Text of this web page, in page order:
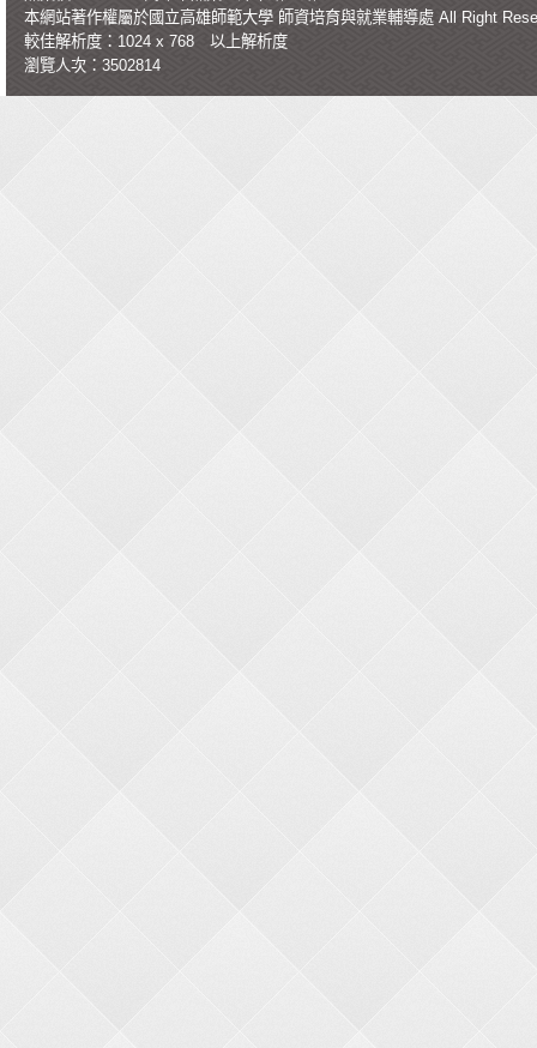
本網站著作權屬於國立高雄師範大學 師資培育與就業輔導處 All Right
較佳解析度：1024 x 768 以上解析度
瀏覽人次：3502814